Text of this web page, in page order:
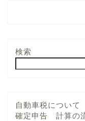
検索
自動車税について
確定申告 計算の